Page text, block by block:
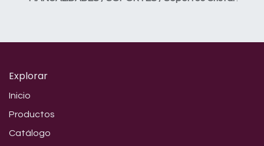
Explorar
Inicio
Productos
Catálogo